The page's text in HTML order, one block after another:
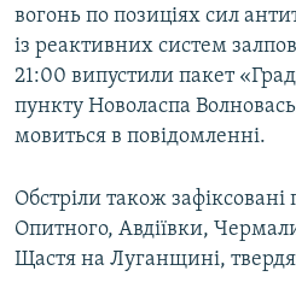
Усі сайти RFE/RL
вогонь по позиціях сил
із реактивних систем
21:00 випустили пакет
пункту Новоласпа
мовиться в повідомленні.
Обстріли також зафіксовані
Опитного, Авдіївки,
Щастя на Луганщині,